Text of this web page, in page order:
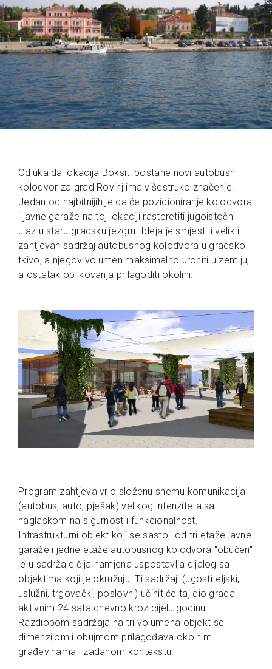
Odluka da lokacija Boksiti postane novi autobusni
kolodvor za grad Rovinj ima višestruko značenje.
Jedan od najbitnijih je da će pozicioniranje kolodvora
i javne garaže na toj lokaciji rasteretiti jugoistočni
ulaz u staru gradsku jezgru. Ideja je smjestiti velik i
zahtjevan sadržaj autobusnog kolodvora u gradsko
tkivo, a njegov volumen maksimalno uroniti u zemlju,
a ostatak oblikovanja prilagoditi okolini.
Program zahtjeva vrlo složenu shemu komunikacija
(autobus, auto, pješak) velikog intenziteta sa
naglaskom na sigurnost i funkcionalnost.
Infrastrukturni objekt koji se sastoji od tri etaže javne
garaže i jedne etaže autobusnog kolodvora "obučen"
je u sadržaje čija namjena uspostavlja dijalog sa
objektima koji je okružuju. Ti sadržaji (ugostiteljski,
uslužni, trgovački, poslovni) učinit će taj dio grada
aktivnim 24 sata dnevno kroz cijelu godinu.
Razdiobom sadržaja na tri volumena objekt se
dimenzijom i obujmom prilagođava okolnim
građevinama i zadanom kontekstu.